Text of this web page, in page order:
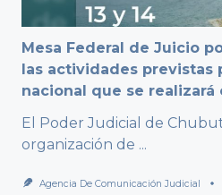
Mesa Federal de Juicio
las actividades previstas
nacional que se realizará
El Poder Judicial de
organización de ...
Agencia De Comunicación Judicial